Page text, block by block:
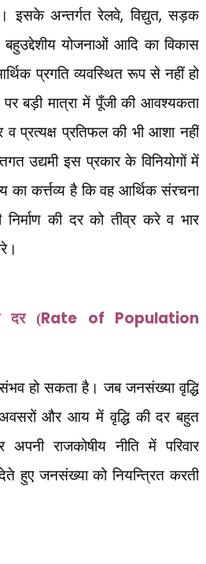
इसके अन्तर्गत रेलवे,विद्युत,सड़क
बहुउद्देशीय योजनाओं आदि का विकास
प्रगति व्यवस्थित रूप से नहीं हो
बड़ी मात्रा में पूँजी की आवश्यकता
प्रत्यक्ष प्रतिफल की भी आशा नहीं
उद्यमी इस प्रकार के विनियोगों में
कर्त्तव्य है कि वह आर्थिक संरचना
निर्माण की दर को तीव्र करे व भार
दर (Rate of Population
हो सकता है। जब जनसंख्या वृद्धि
अवसरों और आय में वृद्धि की दर बहुत
राजकोषीय नीति में परिवार
हुए जनसंख्या को नियन्त्रित करती